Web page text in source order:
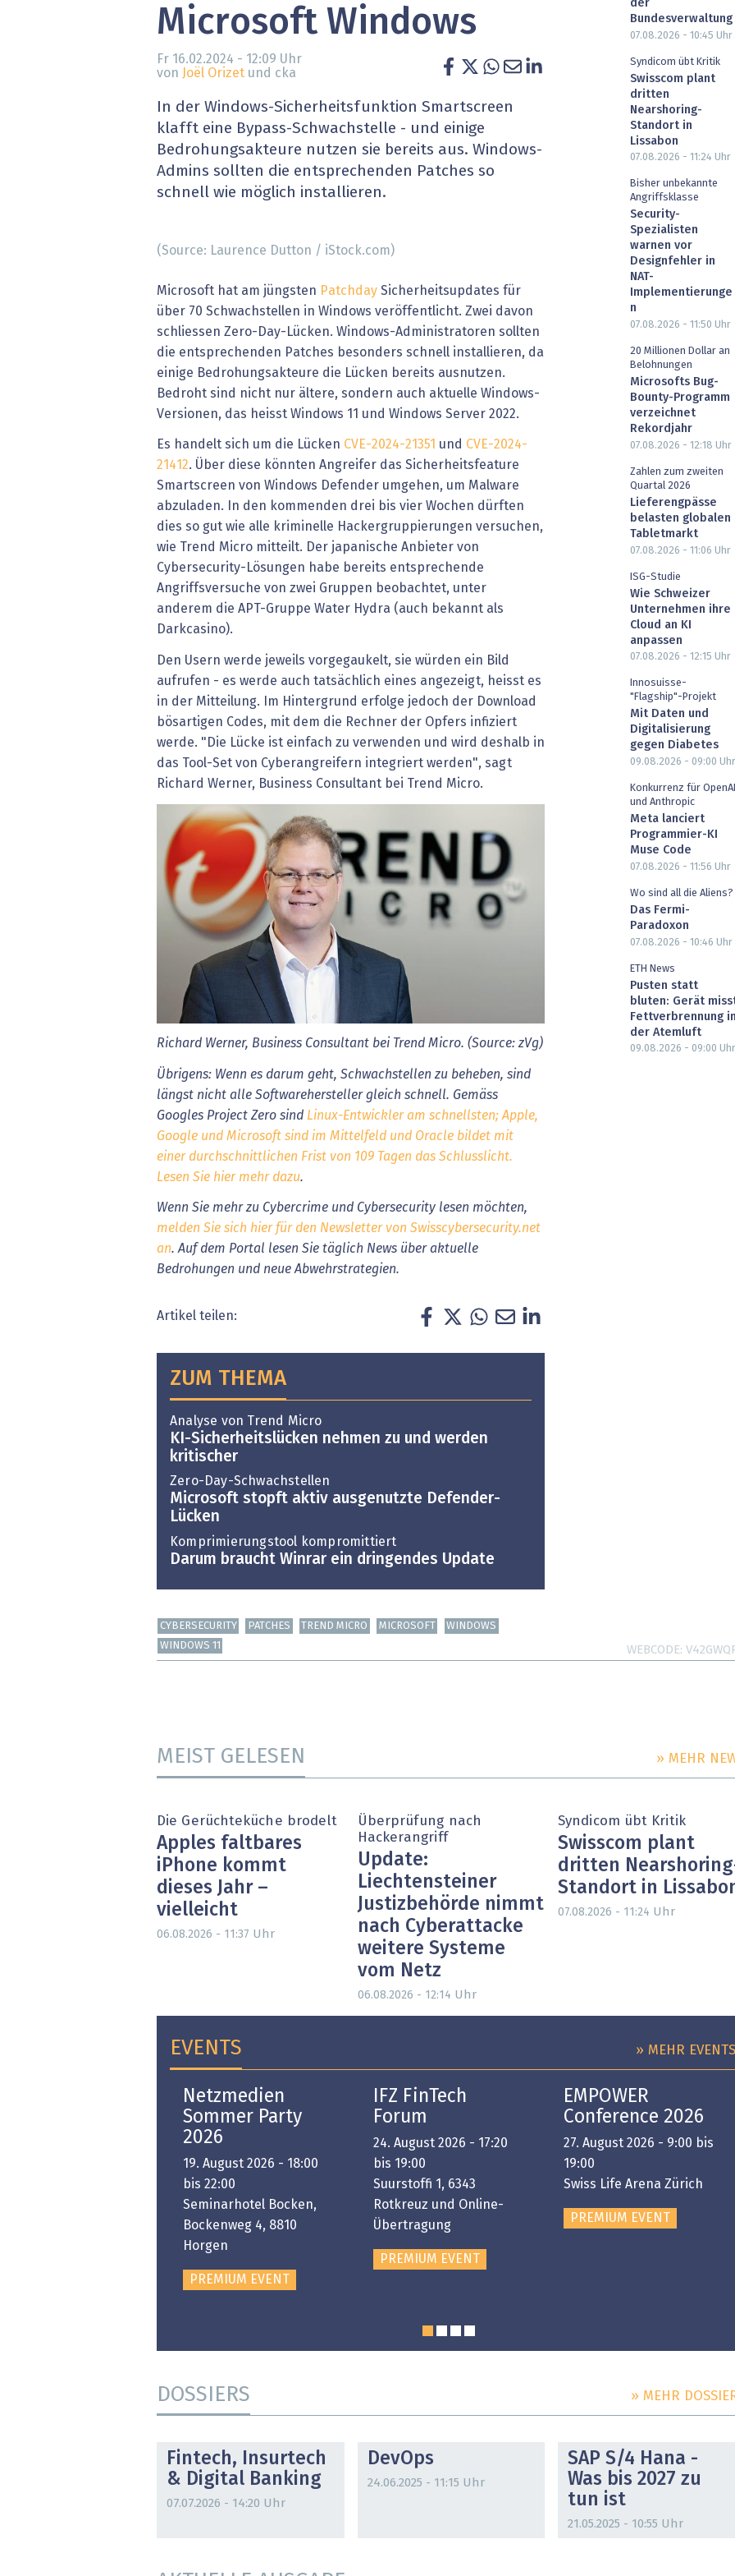
» alle News Gesundheit wird digital
EU-DSGVO
XaaS, Managed Services & Co.
Digital Banking
Artificial Intelligence
Fintech & Insurtech
Professional AV & Digital Signage
Microsoft Windows
Fr 16.02.2024 - 12:09 Uhr
von Joël Orizet und cka
In der Windows-Sicherheitsfunktion Smartscreen
klafft eine Bypass-Schwachstelle - und einige
Bedrohungsakteure nutzen sie bereits aus. Windows-
Admins sollten die entsprechenden Patches so
schnell wie möglich installieren.
(Source: Laurence Dutton / iStock.com)
Microsoft hat am jüngsten Patchday Sicherheitsupdates für
über 70 Schwachstellen in Windows veröffentlicht. Zwei davon
schliessen Zero-Day-Lücken. Windows-Administratoren sollten
die entsprechenden Patches besonders schnell installieren, da
einige Bedrohungsakteure die Lücken bereits ausnutzen.
Bedroht sind nicht nur ältere, sondern auch aktuelle Windows-
Versionen, das heisst Windows 11 und Windows Server 2022.
Es handelt sich um die Lücken CVE-2024-21351 und CVE-2024-
21412. Über diese könnten Angreifer das Sicherheitsfeature
Smartscreen von Windows Defender umgehen, um Malware
abzuladen. In den kommenden drei bis vier Wochen dürften
dies so gut wie alle kriminelle Hackergruppierungen versuchen,
wie Trend Micro mitteilt. Der japanische Anbieter von
Cybersecurity-Lösungen habe bereits entsprechende
Angriffsversuche von zwei Gruppen beobachtet, unter
anderem die APT-Gruppe Water Hydra (auch bekannt als
Darkcasino).
Den Usern werde jeweils vorgegaukelt, sie würden ein Bild
aufrufen - es werde auch tatsächlich eines angezeigt, heisst es
in der Mitteilung. Im Hintergrund erfolge jedoch der Download
bösartigen Codes, mit dem die Rechner der Opfers infiziert
werde. "Die Lücke ist einfach zu verwenden und wird deshalb in
das Tool-Set von Cyberangreifern integriert werden", sagt
Richard Werner, Business Consultant bei Trend Micro.
Richard Werner, Business Consultant bei Trend Micro. (Source: zVg)
Übrigens: Wenn es darum geht, Schwachstellen zu beheben, sind
längst nicht alle Softwarehersteller gleich schnell. Gemäss
Googles Project Zero sind Linux-Entwickler am schnellsten; Apple,
Google und Microsoft sind im Mittelfeld und Oracle bildet mit
einer durchschnittlichen Frist von 109 Tagen das Schlusslicht.
Lesen Sie hier mehr dazu.
Wenn Sie mehr zu Cybercrime und Cybersecurity lesen möchten,
melden Sie sich hier für den Newsletter von Swisscybersecurity.net
an. Auf dem Portal lesen Sie täglich News über aktuelle
Bedrohungen und neue Abwehrstrategien.
Artikel teilen:
ZUM THEMA
Analyse von Trend Micro
KI-Sicherheitslücken nehmen zu und werden
kritischer
Zero-Day-Schwachstellen
Microsoft stopft aktiv ausgenutzte Defender-
Lücken
Komprimierungstool kompromittiert
Darum braucht Winrar ein dringendes Update
der
Bundesverwaltung
07.08.2026 - 10:45 Uhr
Syndicom übt Kritik
Swisscom plant
dritten
Nearshoring-
Standort in
Lissabon
07.08.2026 - 11:24 Uhr
Bisher unbekannte
Angriffsklasse
Security-
Spezialisten
warnen vor
Designfehler in
NAT-
Implementierunge
n
07.08.2026 - 11:50 Uhr
20 Millionen Dollar an
Belohnungen
Microsofts Bug-
Bounty-Programm
verzeichnet
Rekordjahr
07.08.2026 - 12:18 Uhr
Zahlen zum zweiten
Quartal 2026
Lieferengpässe
belasten globalen
Tabletmarkt
07.08.2026 - 11:06 Uhr
ISG-Studie
Wie Schweizer
Unternehmen ihre
Cloud an KI
anpassen
07.08.2026 - 12:15 Uhr
Innosuisse-
"Flagship"-Projekt
Mit Daten und
Digitalisierung
gegen Diabetes
09.08.2026 - 09:00 Uhr
Konkurrenz für OpenAI
und Anthropic
Meta lanciert
Programmier-KI
Muse Code
07.08.2026 - 11:56 Uhr
Wo sind all die Aliens?
Das Fermi-
Paradoxon
07.08.2026 - 10:46 Uhr
ETH News
Pusten statt
bluten: Gerät
Fettverbrennung in
der Atemluft
09.08.2026 - 09:00 Uhr
CYBERSECURITY PATCHES TREND MICRO MICROSOFT
WINDOWS
WINDOWS 11
WEBCODE
MEIST GELESEN » MEHR
Die Gerüchteküche brodelt
Apples faltbares
iPhone kommt
dieses Jahr –
vielleicht
06.08.2026 - 11:37 Uhr
Überprüfung nach
Hackerangriff
Update:
Liechtensteiner
Justizbehörde nimmt
nach Cyberattacke
weitere Systeme
vom Netz
06.08.2026 - 12:14 Uhr
Syndicom übt Kritik
Swisscom plant
dritten
Standort in
07.08.2026 - 11:24 Uhr
EVENTS » MEHR EVENTS
Netzmedien
Sommer Party
2026
19. August 2026 - 18:00
bis 22:00
Seminarhotel Bocken,
Bockenweg 4, 8810
Horgen
PREMIUM EVENT
IFZ FinTech
Forum
24. August 2026 - 17:20
bis 19:00
Suurstoffi 1, 6343
Rotkreuz und Online-
Übertragung
PREMIUM EVENT
EMPOWER
Conference 2026
27. August 2026 - 9:00 bis
19:00
Swiss Life Arena Zürich
PREMIUM EVENT
DOSSIERS » MEHR
Fintech, Insurtech
& Digital Banking
07.07.2026 - 14:20 Uhr
DevOps
24.06.2025 - 11:15 Uhr
SAP S/4 Hana -
Was bis 2027 zu
tun ist
21.05.2025 - 10:55 Uhr